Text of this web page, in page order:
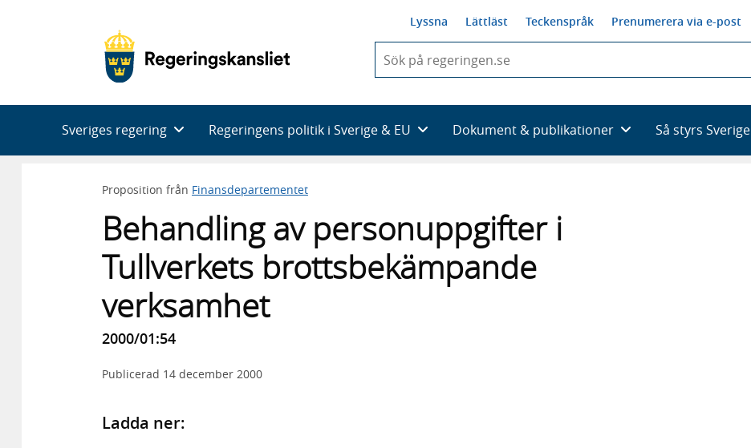
Lyssna Lättläst Teckenspråk Prenumerera via e-post
du
skriva
framträder
en
Sveriges regering Regeringens politik i Sverige & EU Dokument & publikationer Så styrs Sverige
Proposition från Finansdepartementet
Behandling av personuppgifter i
Tullverkets brottsbekämpande
verksamhet
2000/01:54
Publicerad 14 december 2000
Ladda ner: